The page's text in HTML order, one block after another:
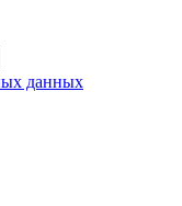
данных